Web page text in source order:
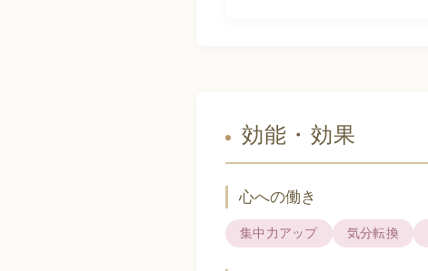
効能・効果
心への働き
集中力アップ 気分転換